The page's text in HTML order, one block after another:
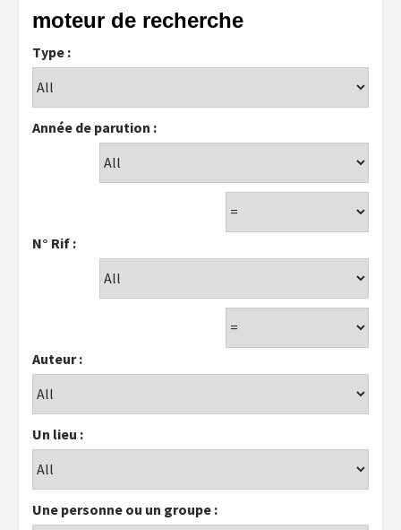
moteur de recherche
Type :
Année de parution :
N° Rif :
Auteur :
Un lieu :
Une personne ou un groupe :